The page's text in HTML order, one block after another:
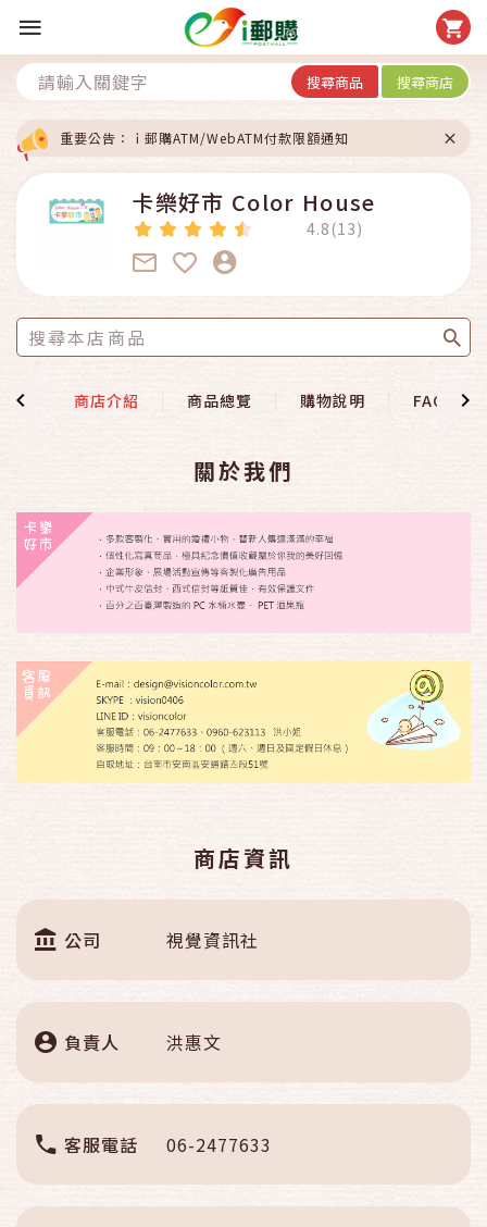
搜尋商品 搜尋商店
重要公告：ｉ郵購ATM/WebATM付款限額通知
卡樂好市 Color House
4.8(13)
頁 商店介紹 商品總覽 購物說明 FAQ
關於我們
商店資訊
公司 視覺資訊社
負責人 洪惠文
客服電話 06-2477633